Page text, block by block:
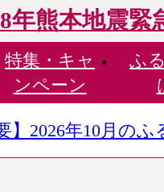
年熊本地震緊
特集・ キャ
ンペーン
ふ
】2026年10月の